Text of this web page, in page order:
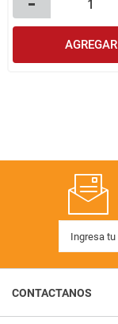
AGREGAR
CONTACTANOS